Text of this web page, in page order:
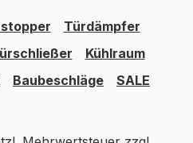
Türdämpfer
Kühlraum
Baubeschläge SALE